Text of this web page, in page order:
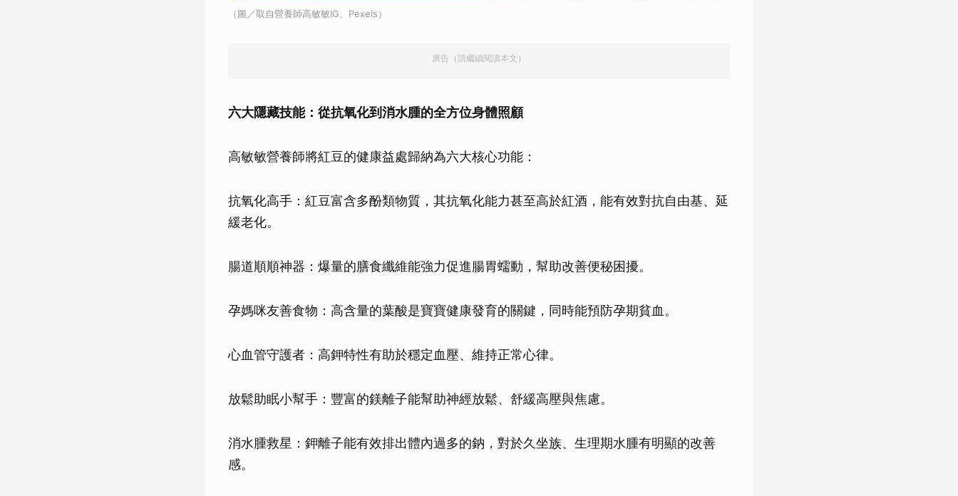
（圖／取自營養師高敏敏IG、Pexels）
廣告（請繼續閱讀本文）
六大隱藏技能：從抗氧化到消水腫的全方位身體照顧
高敏敏營養師將紅豆的健康益處歸納為六大核心功能：
抗氧化高手：紅豆富含多酚類物質，其抗氧化能力甚至高於紅酒，能有效對抗自由基、延
緩老化。
腸道順順神器：爆量的膳食纖維能強力促進腸胃蠕動，幫助改善便秘困擾。
孕媽咪友善食物：高含量的葉酸是寶寶健康發育的關鍵，同時能預防孕期貧血。
心血管守護者：高鉀特性有助於穩定血壓、維持正常心律。
放鬆助眠小幫手：豐富的鎂離子能幫助神經放鬆、舒緩高壓與焦慮。
消水腫救星：鉀離子能有效排出體內過多的鈉，對於久坐族、生理期水腫有明顯的改善
感。